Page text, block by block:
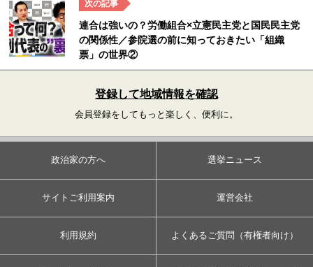
連合は強いの？労働組合×立憲民主党と国民民主党
の関係性／参院選の前に知っておきたい「組織
票」の世界②
登録して地域情報を確認
会員登録をしてもっと楽しく、便利に。
政治家の方へ 選挙ニュース
サイトご利用案内 運営会社
利用規約 よくあるご質問（有権者向け）